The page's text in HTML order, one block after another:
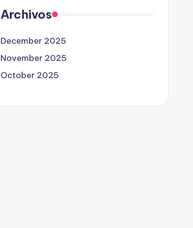
Archivos
December 2025
November 2025
October 2025